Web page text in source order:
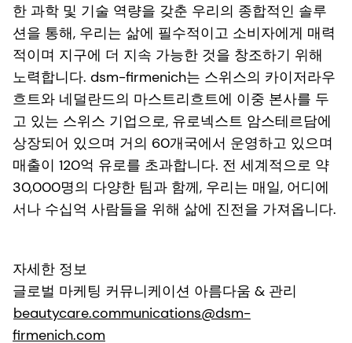
한 과학 및 기술 역량을 갖춘 우리의 종합적인 솔루
션을 통해, 우리는 삶에 필수적이고 소비자에게 매력
적이며 지구에 더 지속 가능한 것을 창조하기 위해
노력합니다. dsm-firmenich는 스위스의 카이저라우
흐트와 네덜란드의 마스트리흐트에 이중 본사를 두
고 있는 스위스 기업으로, 유로넥스트 암스테르담에
상장되어 있으며 거의 60개국에서 운영하고 있으며
매출이 120억 유로를 초과합니다. 전 세계적으로 약
30,000명의 다양한 팀과 함께, 우리는 매일, 어디에
서나 수십억 사람들을 위해 삶에 진전을 가져옵니다.
자세한 정보
글로벌 마케팅 커뮤니케이션 아름다움 & 관리
beautycare.communications@dsm-
firmenich.com